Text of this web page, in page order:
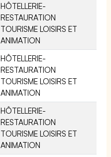
HÔTELLERIE-
RESTAURATION
TOURISME LOISIRS ET
ANIMATION
HÔTELLERIE-
RESTAURATION
TOURISME LOISIRS ET
ANIMATION
HÔTELLERIE-
RESTAURATION
TOURISME LOISIRS ET
ANIMATION